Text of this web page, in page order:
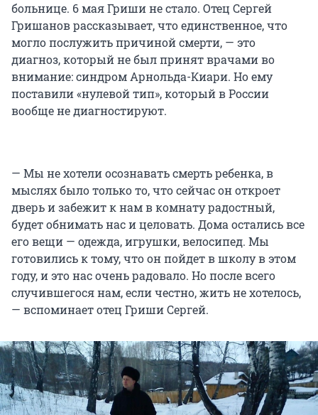
больнице. 6 мая Гриши не стало. Отец Сергей
Гришанов рассказывает, что единственное, что
могло послужить причиной смерти, — это
диагноз, который не был принят врачами во
внимание: синдром Арнольда-Киари. Но ему
поставили «нулевой тип», который в России
вообще не диагностируют.
— Мы не хотели осознавать смерть ребенка, в
мыслях было только то, что сейчас он откроет
дверь и забежит к нам в комнату радостный,
будет обнимать нас и целовать. Дома остались все
его вещи — одежда, игрушки, велосипед. Мы
готовились к тому, что он пойдет в школу в этом
году, и это нас очень радовало. Но после всего
случившегося нам, если честно, жить не хотелось,
— вспоминает отец Гриши Сергей.